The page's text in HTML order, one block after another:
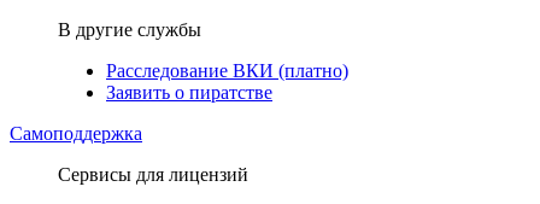
В другие службы
Расследование ВКИ (платно)
Заявить о пиратстве
Самоподдержка
Сервисы для лицензий